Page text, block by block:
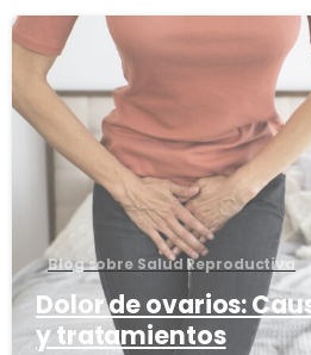
Blog sobre Salud Reproductiva
Dolor de ovarios:
y tratamientos